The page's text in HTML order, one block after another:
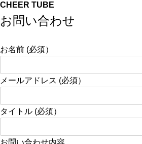
CHEER TUBE
お問い合わせ
お名前 (必須）
メールアドレス (必須）
タイトル (必須）